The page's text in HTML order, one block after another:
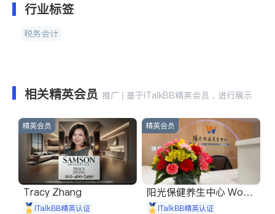
行业标签
税务会计
相关精英会员 推广 | 基于iTalkBB精英会员，进行展示
精英会员
Tracy Zhang
iTalkBB精英认证
精英会员
阳光保健养生中心 World
shine
iTalkBB精英认证